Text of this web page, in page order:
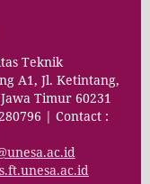
Teknik
A1, Jl. Ketintang,
Timur 60231
| Contact :